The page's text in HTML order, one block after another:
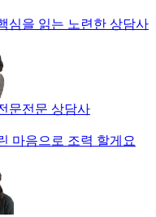
심을 읽는 노련한 상담사
문전문 상담사
마음으로 조력 할게요